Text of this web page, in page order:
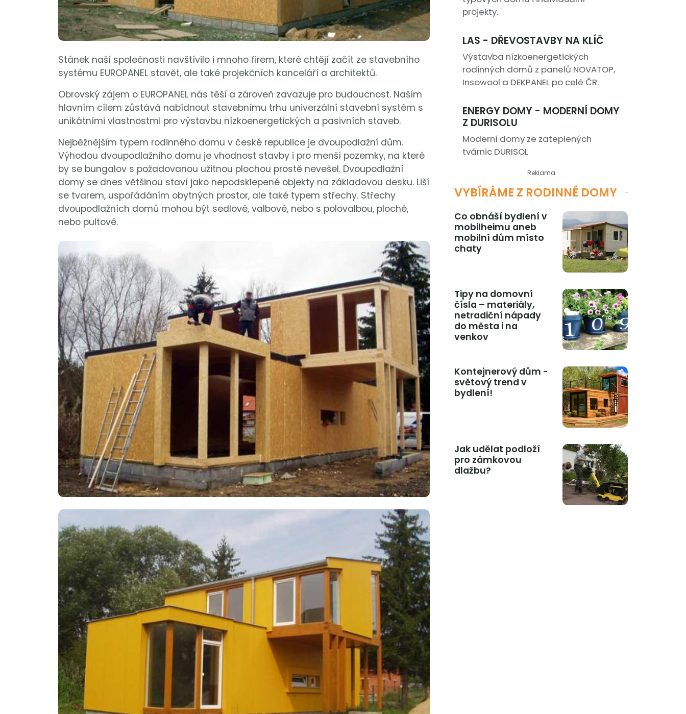
Stánek naší společnosti navštívilo i mnoho firem, které chtějí začít ze stavebního
systému EUROPANEL stavět, ale také projekčních kanceláří a architektů.
Obrovský zájem o EUROPANEL nás těší a zároveň zavazuje pro budoucnost. Naším
hlavním cílem zůstává nabídnout stavebnímu trhu univerzální stavební systém s
unikátními vlastnostmi pro výstavbu nízkoenergetických a pasivních staveb.
Nejběžnějším typem rodinného domu v české republice je dvoupodlažní dům.
Výhodou dvoupodlažního domu je vhodnost stavby i pro menší pozemky, na které
by se bungalov s požadovanou užitnou plochou prostě nevešel. Dvoupodlažní
domy se dnes většinou staví jako nepodsklepené objekty na základovou desku. Liší
se tvarem, uspořádáním obytných prostor, ale také typem střechy. Střechy
dvoupodlažních domů mohou být sedlové, valbové, nebo s polovalbou, ploché,
nebo pultové.
projekty.
LAS - DŘEVOSTAVBY NA KLÍČ
Výstavba nízkoenergetických
rodinných domů z panelů NOVATOP,
Insowool a DEKPANEL po celé ČR.
ENERGY DOMY - MODERNÍ DOMY
Z DURISOLU
Moderní domy ze zateplených
tvárnic DURISOL
Reklama
VYBÍRÁME Z RODINNÉ DOMY
Co obnáší bydlení v
mobilheimu aneb
mobilní dům místo
chaty
Tipy na domovní
čísla – materiály,
netradiční nápady
do města i na
venkov
Kontejnerový dům -
světový trend v
bydlení!
Jak udělat podloží
pro zámkovou
dlažbu?